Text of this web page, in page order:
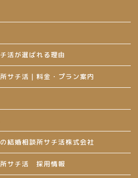
活が選ばれる理由
サチ活｜料金・プラン案内
結婚相談所サチ活株式会社
サチ活 採用情報